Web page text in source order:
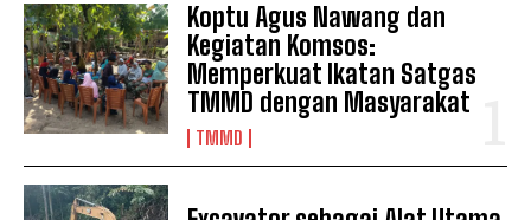
Koptu Agus Nawang dan
Kegiatan Komsos:
Memperkuat Ikatan Satgas
TMMD dengan Masyarakat
TMMD